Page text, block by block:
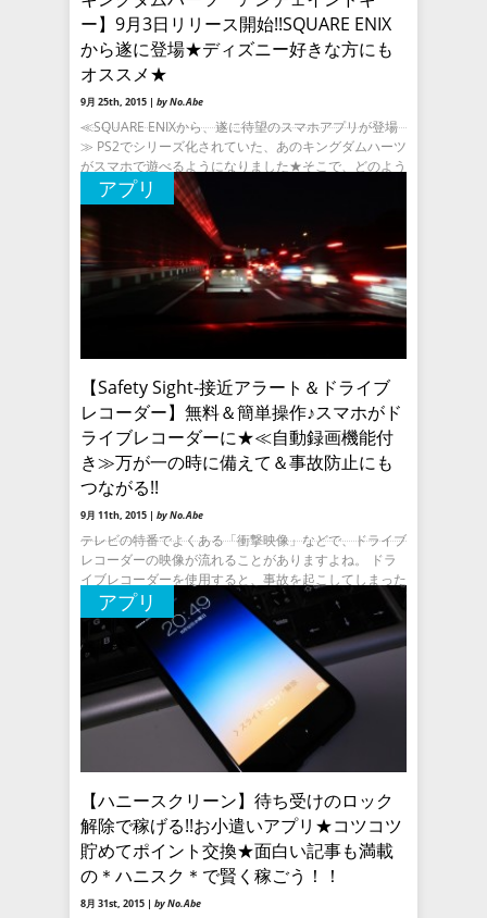
ー】9月3日リリース開始!!SQUARE ENIX
から遂に登場★ディズニー好きな方にも
オススメ★
9月 25th, 2015 | by No.Abe
≪SQUARE ENIXから、遂に待望のスマホアプリが登場
≫ PS2でシリーズ化されていた、あのキングダムハーツ
がスマホで遊べるようになりました★そこで、どのよう
な内容になっているのかを簡単にご説明したいと思いま
す!!
アプリ
【Safety Sight-接近アラート＆ドライブ
レコーダー】無料＆簡単操作♪スマホがド
ライブレコーダーに★≪自動録画機能付
き≫万が一の時に備えて＆事故防止にも
つながる!!
9月 11th, 2015 | by No.Abe
テレビの特番でよくある「衝撃映像」などで、ドライブ
レコーダーの映像が流れることがありますよね。 ドラ
イブレコーダーを使用すると、事故を起こしてしまった
時や事故に巻き込まれてしまった時など、一部始終をと
らえることができるの
アプリ
【ハニースクリーン】待ち受けのロック
解除で稼げる!!お小遣いアプリ★コツコツ
貯めてポイント交換★面白い記事も満載
の＊ハニスク＊で賢く稼ごう！！
8月 31st, 2015 | by No.Abe